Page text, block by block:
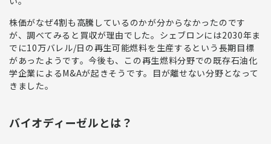
株価がなぜ4割も高騰しているのかが分からなかったのです
が、調べてみると買収が理由でした。シェブロンには2030年ま
でに10万バレル/日の再生可能燃料を生産するという長期目標
があったようです。 今後も、この再生燃料分野での既存石油化
学企業によるM&Aが起きそう です。目が離せない分野となって
きました。
バイオディーゼルとは？